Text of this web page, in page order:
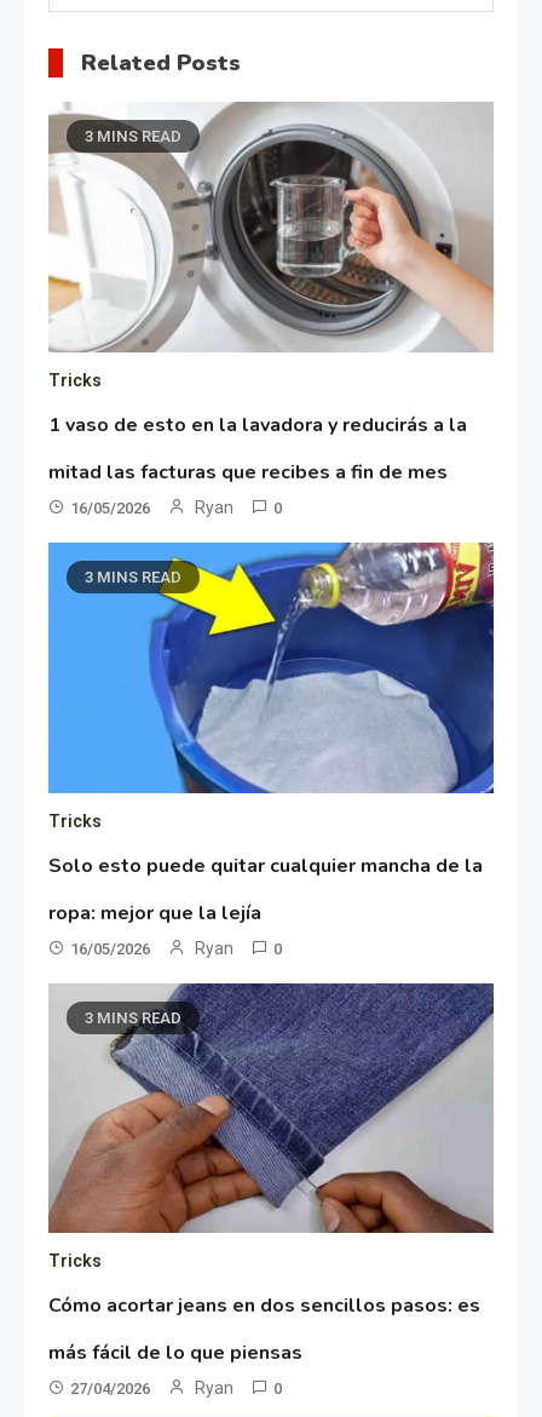
Related Posts
3 MINS READ
Tricks
1 vaso de esto en la lavadora y reducirás a la
mitad las facturas que recibes a fin de mes
16/05/2026 Ryan 0
3 MINS READ
Tricks
Solo esto puede quitar cualquier mancha de la
ropa: mejor que la lejía
16/05/2026 Ryan 0
3 MINS READ
Tricks
Cómo acortar jeans en dos sencillos pasos: es
más fácil de lo que piensas
27/04/2026 Ryan 0